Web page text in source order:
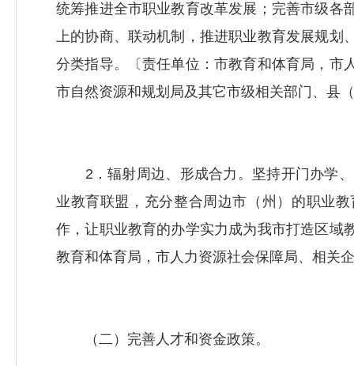
统筹推进全市职业教育改革发展；完善市级各
上的协商、联动机制，推进职业教育发展规划
分类指导。〔责任单位：市教育和体育局，市
市自然资源和规划局及其它市级相关部门、县
2．辐射周边、形成合力。坚持开门办学、
业教育联盟，充分整合周边市（州）的职业
作，让职业教育的办学实力成为我市打造区域
教育和体育局，市人力资源社会保障局、相关
（二）完善人才和资金政策。